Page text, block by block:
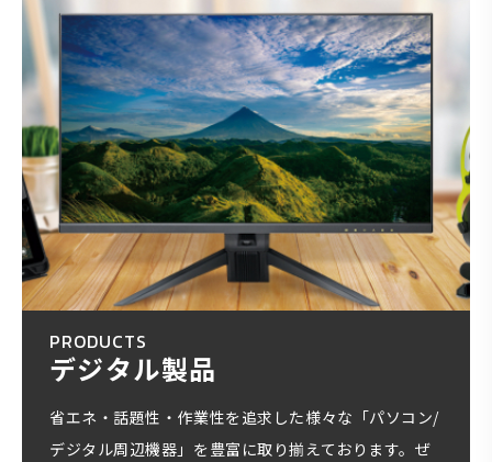
PRODUCTS
デジタル製品
省エネ・話題性・作業性を追求した様々な「パソコン/
デジタル周辺機器」を豊富に取り揃えております。ぜ